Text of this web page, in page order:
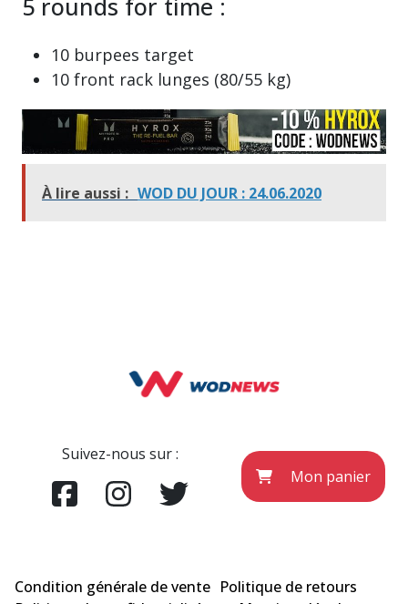
10 burpees target
10 front rack lunges (80/55 kg)
À lire aussi : WOD DU JOUR : 24.06.2020
Suivez-nous sur :
Mon panier
Condition générale de vente Politique de retours